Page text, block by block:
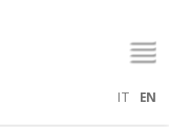
IT EN